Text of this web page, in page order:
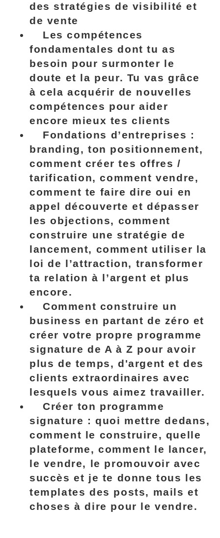
des stratégies de visibilité et
de vente
Les compétences
fondamentales dont tu as
besoin pour surmonter le
doute et la peur. Tu vas grâce
à cela acquérir de nouvelles
compétences pour aider
encore mieux tes clients
Fondations d’entreprises :
branding, ton positionnement,
comment créer tes offres /
tarification, comment vendre,
comment te faire dire oui en
appel découverte etdépasser
les objections, comment
construire une stratégie de
lancement, comment utiliser la
loi de l’attraction, transformer
ta relation à l’argent et plus
encore.
Comment construire un
business en partant de zéro et
créer votre propre programme
signature de A à Z pour avoir
plus de temps, d'argent et des
clients extraordinaires avec
lesquels vous aimez travailler.
Créer ton programme
signature : quoi mettre dedans,
comment le construire, quelle
plateforme, comment le lancer,
le vendre, le promouvoir avec
succès et je te donne tous les
templates des posts, mails et
choses à dire pour le vendre.